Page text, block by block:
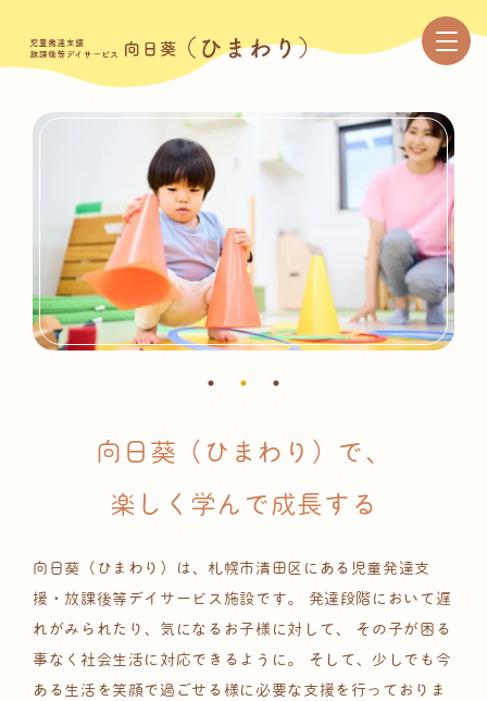
向日葵（ひまわり）で、
楽しく学んで成長する
向日葵（ひまわり）は、札幌市清田区にある児童発達支
援・放課後等デイサービス施設です。
発達段階において遅
れがみられたり、気になるお子様に対して、
その子が困る
事なく社会生活に対応できるように。
そして、少しでも今
ある生活を笑顔で過ごせる様に必要な支援を行っておりま